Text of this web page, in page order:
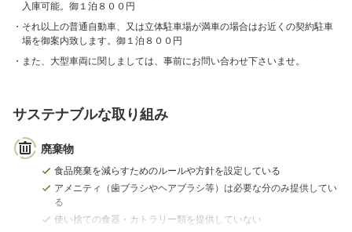
入庫可能。御１泊８００円
それ以上の普通自動車、又は立体駐車場が満車の場合はお近くの契約駐車
場を御案内致します。御１泊８００円
また、大型車両に関しましては、事前にお問い合わせ下さいませ。
サステナブルな取り組み
廃棄物
食品廃棄を減らすためのルールや方針を設定している
アメニティ（歯ブラシやヘアブラシ等）は必要な分のみ提供してい
る
使い捨ての食器・カトラリー類を提供していない